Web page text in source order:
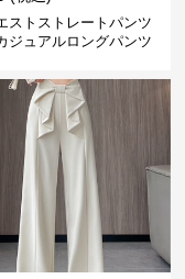
ストストレートパンツ
ジュアルロングパンツ